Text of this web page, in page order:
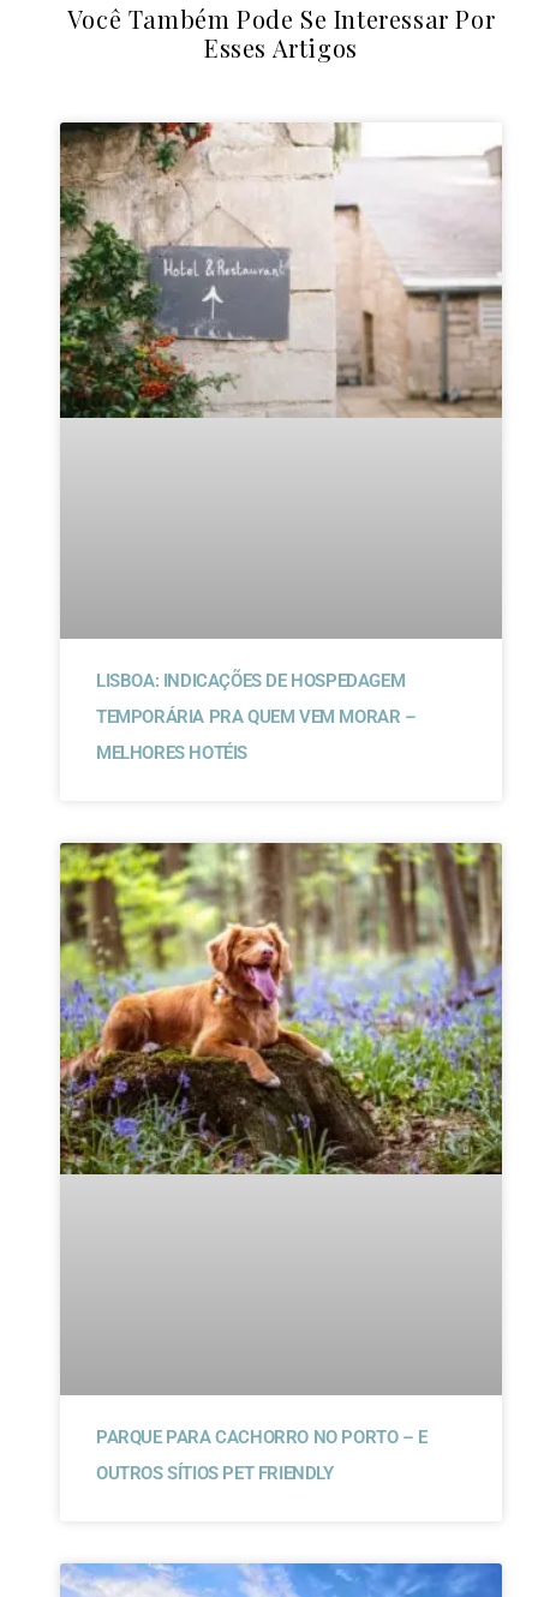
LISBOA: INDICAÇÕES DE HOSPEDAGEM
TEMPORÁRIA PRA QUEM VEM MORAR –
MELHORES HOTÉIS
PARQUE PARA CACHORRO NO PORTO – E
OUTROS SÍTIOS PET FRIENDLY
Você Também Pode Se Interessar Por
Esses Artigos